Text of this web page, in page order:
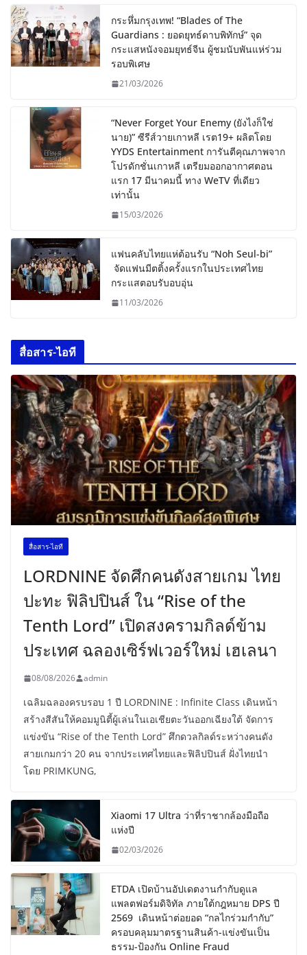
กระหึ่มกรุงเทพ! “Blades of The
Guardians : ยอดยุทธ์ดาบพิทักษ์” จุด
กระแสหนังจอมยุทธ์จีน ผู้ชมนับพันแห่ร่วม
รอบพิเศษ
21/03/2026
“Never Forget Your Enemy (ยังไงก็ใช่
นาย)” ซีรีส์วายเกาหลี เรต19+ ผลิตโดย
YYDS Entertainment การันตีคุณภาพจาก
โปรดักชั่นเกาหลี เตรียมออกอากาศตอน
แรก 17 มีนาคมนี้ ทาง WeTV ที่เดียว
เท่านั้น
15/03/2026
แฟนคลับไทยแห่ต้อนรับ “Noh Seul-bi”
จัดแฟนมีตติ้งครั้งแรกในประเทศไทย
กระแสตอบรับอบอุ่น
11/03/2026
สื่อสาร-ไอที
สื่อสาร-ไอที
LORDNINE จัดศึกคนดังสายเกม ไทย
ปะทะ ฟิลิปปินส์ ใน “Rise of the
Tenth Lord” เปิดสงครามกิลด์ข้าม
ประเทศ ฉลองเซิร์ฟเวอร์ใหม่ เฮเลนา
08/08/2026 admin
เฉลิมฉลองครบรอบ 1 ปี LORDNINE : Infinite Class เดินหน้า
สร้างสีสันให้คอมมูนิตี้ผู้เล่นในเอเชียตะวันออกเฉียงใต้ จัดการ
แข่งขัน “Rise of the Tenth Lord” ศึกดวลกิลด์ระหว่างคนดัง
สายเกมกว่า 20 คน จากประเทศไทยและฟิลิปปินส์ ฝั่งไทยนำ
โดย PRIMKUNG,
Xiaomi 17 Ultra ว่าที่ราชากล้องมือถือ
แห่งปี
02/03/2026
ETDA เปิดบ้านอัปเดตงานกำกับดูแล
แพลตฟอร์มดิจิทัล ภายใต้กฎหมาย DPS ปี
2569 เดินหน้าต่อยอด “กลไกร่วมกำกับ”
ครอบคลุมมาตรฐานสินค้า-แข่งขันเป็น
ธรรม-ป้องกัน Online Fraud